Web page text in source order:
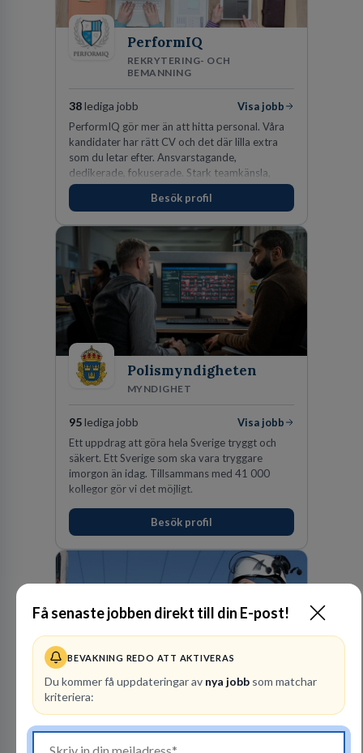
Få senaste jobben direkt till din E-post!
BEVAKNING REDO ATT AKTIVERAS
Du kommer få uppdateringar av nya jobb som matchar
kriteriera:
PerformIQ
REKRYTERING- OCH
BEMANNING
38lediga jobb
Visa jobb
PerformIQ gör mer än att hitta personal. Våra
kandidater har rätt CV och det där lilla extra
som du letar efter. Ansvarstagande,
dedikerade, fokuserade. Stark teamkänsla,
vinnarinstinkt och hälsomedvetna. Vi kallar det
för idrottens egenskaper.
Besök profil
Polismyndigheten
MYNDIGHET
95lediga jobb
Visa jobb
Ett uppdrag att göra hela Sverige tryggt och
säkert. Ett Sverige som ska vara tryggare
imorgon än idag. Tillsammans med 41 000
kollegor gör vi det möjligt.
Besök profil
Vattenfall AB